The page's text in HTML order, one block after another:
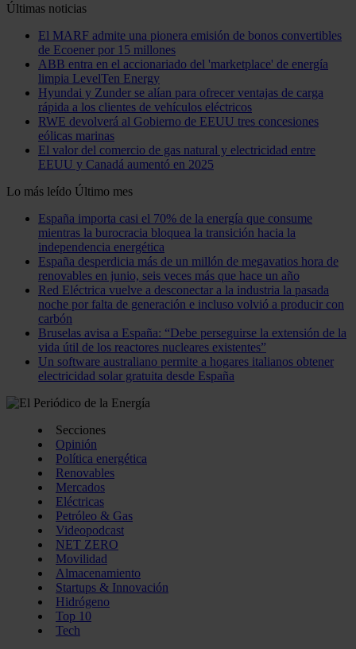
Últimas noticias
El MARF admite una pionera emisión de bonos convertibles
de Ecoener por 15 millones
ABB entra en el accionariado del 'marketplace' de energía
limpia LevelTen Energy
Hyundai y Zunder se alían para ofrecer ventajas de carga
rápida a los clientes de vehículos eléctricos
RWE devolverá al Gobierno de EEUU tres concesiones
eólicas marinas
El valor del comercio de gas natural y electricidad entre
EEUU y Canadá aumentó en 2025
Lo más leído Último mes
España importa casi el 70% de la energía que consume
mientras la burocracia bloquea la transición hacia la
independencia energética
España desperdicia más de un millón de megavatios hora de
renovables en junio, seis veces más que hace un año
Red Eléctrica vuelve a desconectar a la industria la pasada
noche por falta de generación e incluso volvió a producir con
carbón
Bruselas avisa a España: “Debe perseguirse la extensión de la
vida útil de los reactores nucleares existentes”
Un software australiano permite a hogares italianos obtener
electricidad solar gratuita desde España
Secciones
Opinión
Política energética
Renovables
Mercados
Eléctricas
Petróleo & Gas
Videopodcast
NET ZERO
Movilidad
Almacenamiento
Startups & Innovación
Hidrógeno
Top 10
Tech